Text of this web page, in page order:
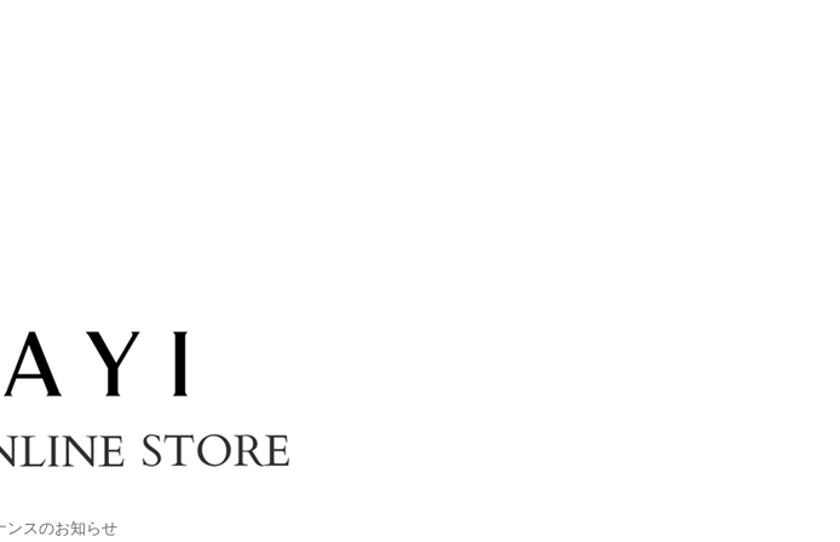
ンスのお知らせ